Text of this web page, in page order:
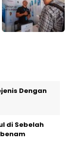
Dengan
di Sebelah